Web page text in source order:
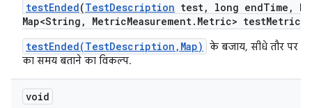
testEnded(TestDescription test, long endTime ,
Map<String , MetricMeasurement. Metric> testMetrics)
testEnded(TestDescription,Map)
के बजाय, सीधे तौर पर
का समय बताने का विकल्प.
void